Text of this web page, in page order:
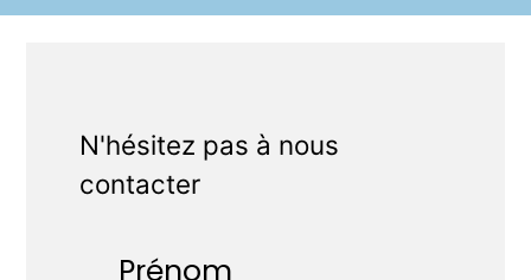
N'hésitez pas à nous
contacter